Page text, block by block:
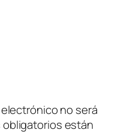
no será
obligatorios están